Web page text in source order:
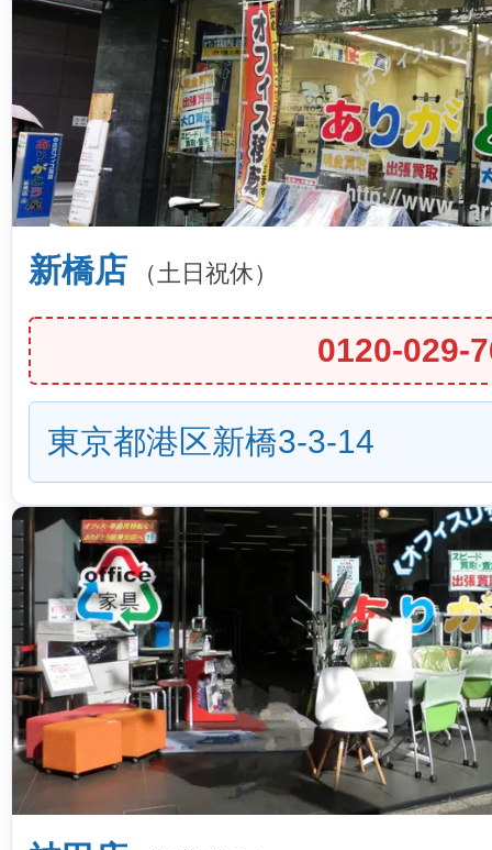
新橋店 （土日祝休）
0120-029-
東京都港区新橋3-3-14